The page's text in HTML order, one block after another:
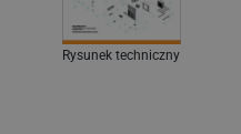
Rysunek techniczny